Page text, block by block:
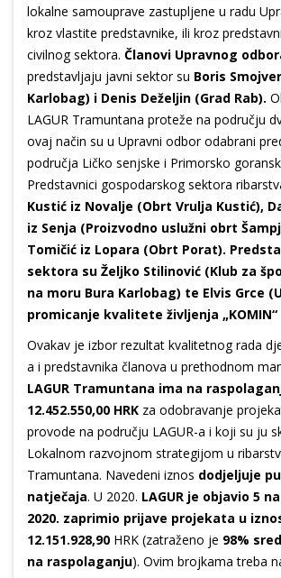
lokalne samouprave zastupljene u radu
kroz vlastite predstavnike, ili kroz
civilnog sektora. Članovi Upravnog
predstavljaju javni sektor su Boris
Karlobag) i Denis Deželjin (Grad Rab).
LAGUR Tramuntana proteže na području
ovaj način su u Upravni odbor odabrani
područja Ličko senjske i Primorsko
Predstavnici gospodarskog sektora
Kustić iz Novalje (Obrt Vrulja Kustić),
iz Senja (Proizvodno uslužni obrt
Tomičić iz Lopara (Obrt Porat).
sektora su Željko Stilinović (Klub za
na moru Bura Karlobag) te Elvis Grce
promicanje kvalitete življenja „KOMIN“
Ovakav je izbor rezultat kvalitetnog rada
a i predstavnika članova u prethodnom
LAGUR Tramuntana ima na
12.452.550,00 HRK za odobravanje
provode na području LAGUR-a i koji su ju
Lokalnom razvojnom strategijom u
Tramuntana. Navedeni iznos dodjeljuje
natječaja. U 2020. LAGUR je objavio 5
2020. zaprimio prijave projekata u
12.151.928,90 HRK (zatraženo je 98%
na raspolaganju). Ovim brojkama treba